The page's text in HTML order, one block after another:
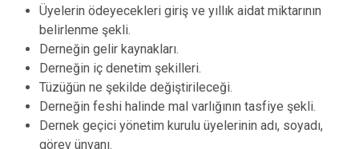
Üyelerin ödeyecekleri giriş ve yıllık aidat miktarının
belirlenme şekli.
Derneğin gelir kaynakları.
Derneğin iç denetim şekilleri.
Tüzüğün ne şekilde değiştirileceği.
Derneğin feshi halinde mal varlığının tasfiye şekli.
Dernek geçici yönetim kurulu üyelerinin adı, soyadı,
görev ünvanı.